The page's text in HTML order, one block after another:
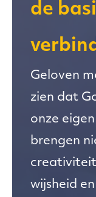
de
Geloven
zien dat
onze
brengen
wijsheid